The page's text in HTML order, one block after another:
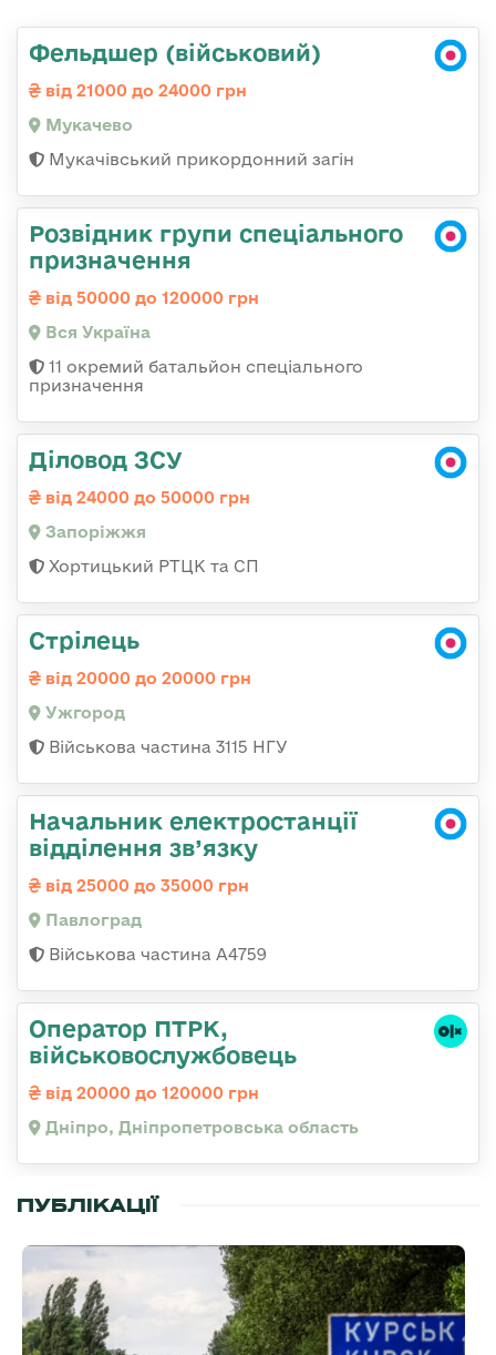
Фельдшер (військовий)
від 21000 до 24000 грн
Мукачево
Мукачівський прикордонний загін
Розвідник групи спеціального
призначення
від 50000 до 120000 грн
Вся Україна
11 окремий батальйон спеціального
призначення
Діловод ЗСУ
від 24000 до 50000 грн
Запоріжжя
Хортицький РТЦК та СП
Стрілець
від 20000 до 20000 грн
Ужгород
Військова частина 3115 НГУ
Начальник електростанції
відділення зв’язку
від 25000 до 35000 грн
Павлоград
Військова частина А4759
Оператор ПТРК,
військовослужбовець
від 20000 до 120000 грн
Дніпро, Дніпропетровська область
ПУБЛІКАЦІЇ